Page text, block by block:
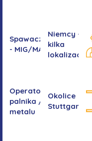
Spawacz/spawaczka
- MIG/MAG/TIG
Niemcy -
kilka
lokalizacji
Operator/operatorka
palnika / Cięcie
metalu
Okolice
Stuttgartu